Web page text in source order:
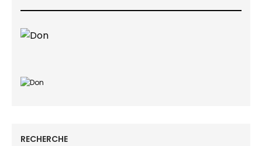
RECHERCHE